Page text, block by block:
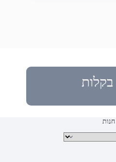
קטגוריות מוצרים